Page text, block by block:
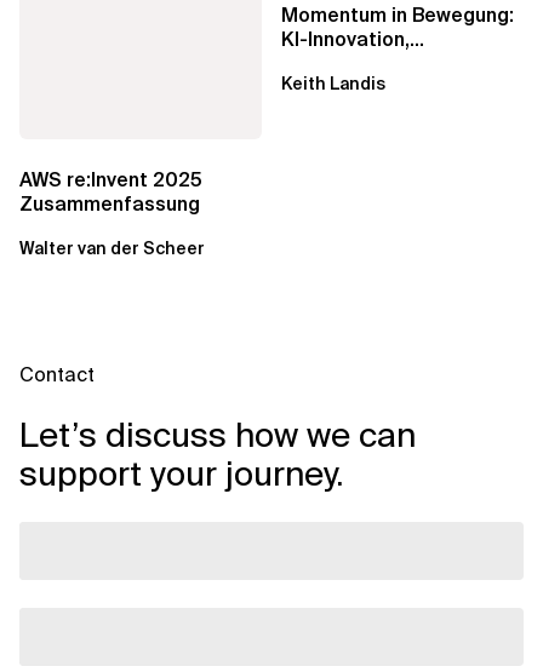
AWS re:Invent 2025
Zusammenfassung
Walter van der Scheer
Momentum in Bewegung:
KI-Innovation,
Macht der...
Keith Landis
Contact
Let’s discuss how we can
support your journey.